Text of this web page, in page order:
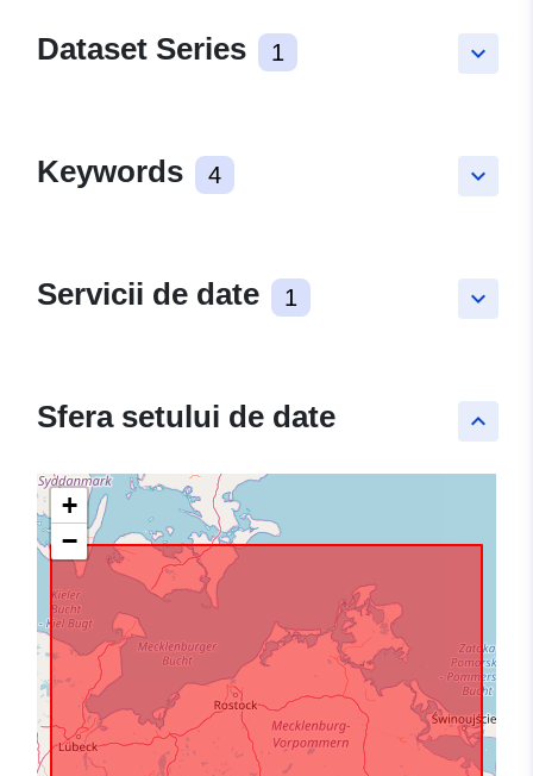
keyboard_arrow_down
Dataset Series 1
keyboard_arrow_down
Keywords 4
keyboard_arrow_down
Servicii de date 1
keyboard_arrow_up
Sfera setului de date
+
−